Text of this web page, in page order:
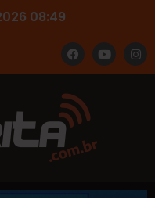
08:49